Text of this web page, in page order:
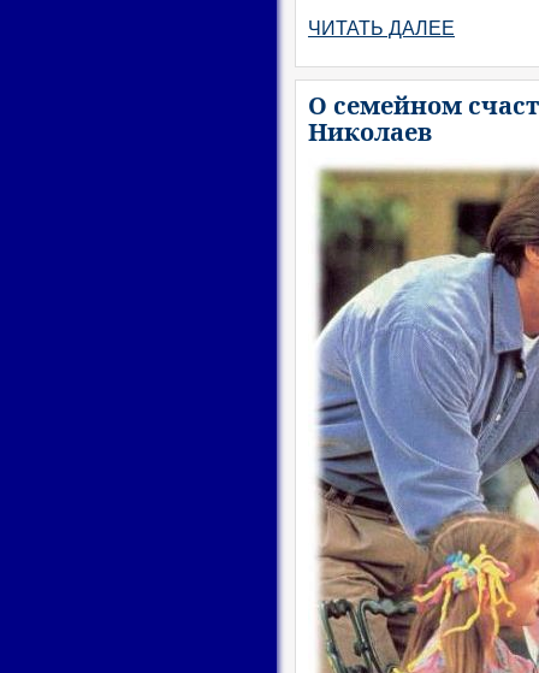
ЧИТАТЬ ДАЛЕЕ
О семейном
Николаев